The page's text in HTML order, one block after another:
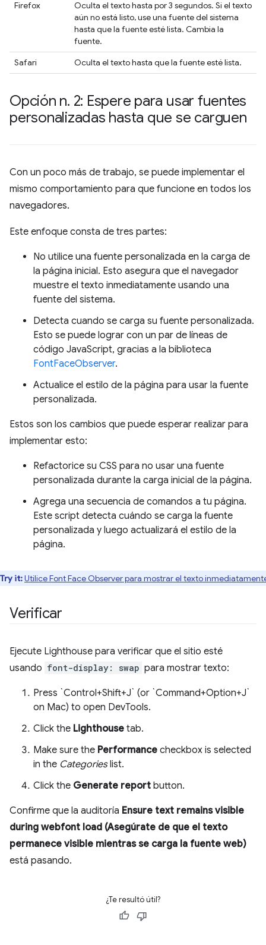
Firefox
Oculta el texto hasta por 3 segundos. Si el texto
aún no está listo, use una fuente del sistema
hasta que la fuente esté lista. Cambia la
fuente.
Safari
Oculta el texto hasta que la fuente esté lista.
Opción n. 2: Espere para usar fuentes
personalizadas hasta que se carguen
Con un poco más de trabajo, se puede implementar el
mismo comportamiento para que funcione en todos los
navegadores.
Este enfoque consta de tres partes:
No utilice una fuente personalizada en la carga de
la página inicial. Esto asegura que el navegador
muestre el texto inmediatamente usando una
fuente del sistema.
Detecta cuando se carga su fuente personalizada.
Esto se puede lograr con un par de líneas de
código JavaScript, gracias a la biblioteca
FontFaceObserver.
Actualice el estilo de la página para usar la fuente
personalizada.
Estos son los cambios que puede esperar realizar para
implementar esto:
Refactorice su CSS para no usar una fuente
personalizada durante la carga inicial de la página.
Agrega una secuencia de comandos a tu página.
Este script detecta cuándo se carga la fuente
personalizada y luego actualizará el estilo de la
página.
Try it:Utilice Font Face Observer para mostrar el texto
Verificar
Ejecute Lighthouse para verificar que el sitio esté
usando font-display: swap para mostrar texto:
Press `Control+Shift+J` (or `Command+Option+J`
on Mac) to open DevTools.
Click the Lighthouse tab.
Make sure the Performance checkbox is selected
in the Categorieslist.
Click the Generate report button.
Confirme que la auditoría Ensure text remains visible
during webfont load (Asegúrate de que el texto
permanece visible mientras se carga la fuente web)
está pasando.
¿Te resultó útil?